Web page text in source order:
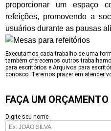
proporcionar um espaço
refeições, promovendo a
usuários durante as pausas
Executamos cada trabalho de uma
também oferecemos outros
para escritórios e Arquivos para
conosco. Teremos prazer em atender
FAÇA UM ORÇAMENTO
Digite seu nome